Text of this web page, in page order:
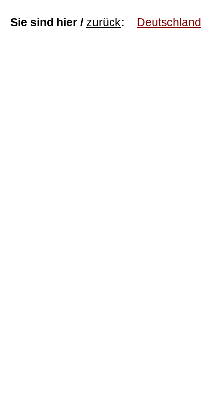
Sie sind hier / zurück: Deutschland